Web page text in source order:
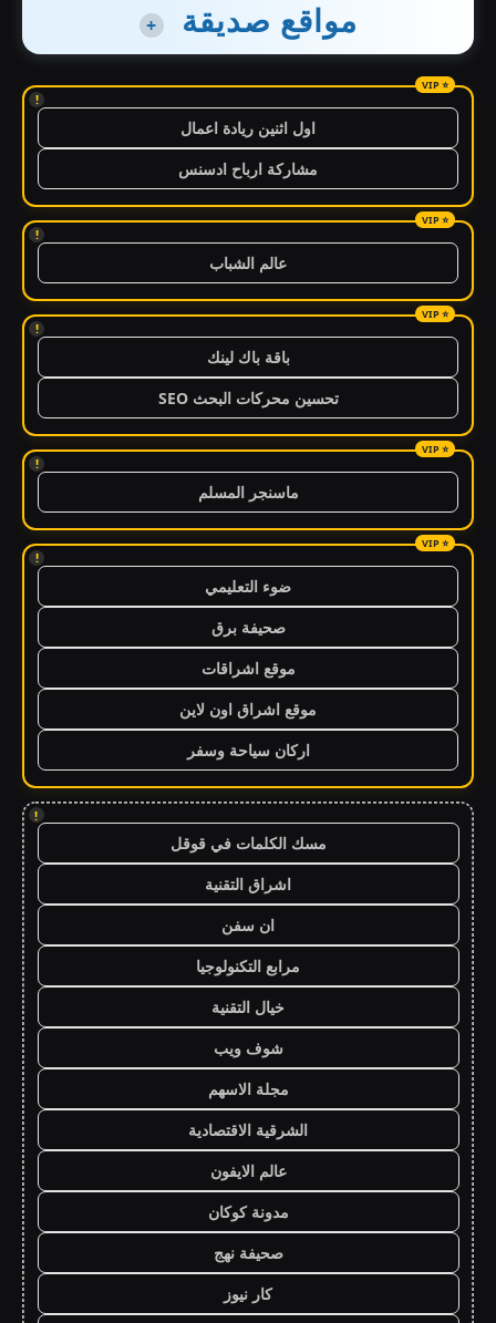
مواقع صديقة +
!
اول اثنين ريادة اعمال
مشاركة ارباح ادسنس
!
عالم الشباب
!
باقة باك لينك
تحسين محركات البحث SEO
!
ماسنجر المسلم
!
ضوء التعليمي
صحيفة برق
موقع اشراقات
موقع اشراق اون لاين
اركان سياحة وسفر
!
مسك الكلمات في قوقل
اشراق التقنية
ان سفن
مرابع التكنولوجيا
خيال التقنية
شوف ويب
مجلة الاسهم
الشرقية الاقتصادية
عالم الايفون
مدونة كوكان
صحيفة نهج
كار نيوز